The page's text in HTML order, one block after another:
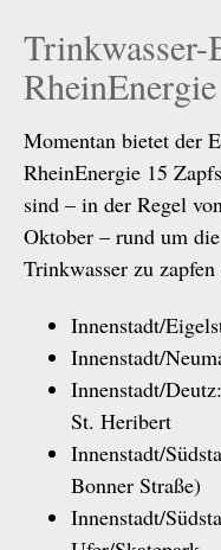
Trinkwasser-
RheinEnergie
Momentan bietet der
RheinEnergie 15
sind – in der Regel
Oktober – rund um
Trinkwasser zu
Innenstadt/
Innenstadt/
Innenstadt/
St. Heribert
Innenstadt/
Bonner Straße)
Innenstadt/